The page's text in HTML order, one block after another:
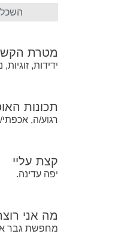
מטרת
ידידות, זוגיות,
תכונות
רגוע/ה,
קצת עליי
יפה עדינה.
מה אני
מחפשת גבר